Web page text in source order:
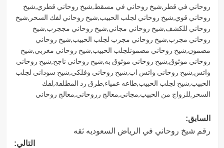
روحاني في قطر ,شيخ روحاني في مسقط,شيخ روحاني قطري,شيخ
روحاني قوي,شيخ روحاني لجلب الحبيب,شيخ روحاني لفك السحر ,شيخ
روحاني للكشف,شيخ روحاني مجاني,شيخ روحاني مججرب,شيخ
روحاني مجرب,شيخ روحاني مجرب لجلب الحبيب,شيخ روحاني
مضمون,شيخ روحاني مضمونلجلب الحبيب,شيخ روحاني مغربي,شيخ
روحاني موثوق,شيخ روحاني موثوق به,شيخ روحاني ناجح,شيخ روحاني
واتس,شيخ روحاني واتس اب,شيخ روحاني وفلكي,شيخ سوداني لجلب
الحبيب,شيخ لجلب الحبيب,طاعه عمياء,طرق رد المطلقة,لفك
السحر ,للزواج من الحبيب,مجاني,معالج رروحاني,معالج روحاني
تصفّح
المقالات
السابق:
رقم شيخ روحاني في الرياض السعوديه ثقه
التالي: